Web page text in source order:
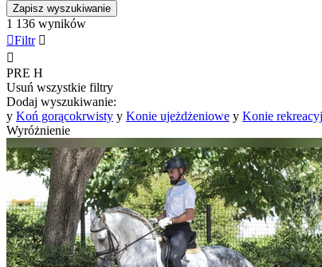
Zapisz wyszukiwanie
1 136 wyników
Filtr 

PRE H
Usuń wszystkie filtry
Dodaj wyszukiwanie:
y Koń gorącokrwisty y Konie ujeżdżeniowe y Konie
Wyróżnienie